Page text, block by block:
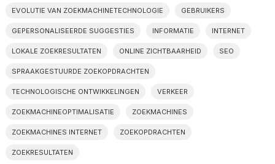
EVOLUTIE VAN ZOEKMACHINETECHNOLOGIE GEBRUIKERS
GEPERSONALISEERDE SUGGESTIES INFORMATIE INTERNET
LOKALE ZOEKRESULTATEN ONLINE ZICHTBAARHEID SEO
SPRAAKGESTUURDE ZOEKOPDRACHTEN
TECHNOLOGISCHE ONTWIKKELINGEN VERKEER
ZOEKMACHINEOPTIMALISATIE ZOEKMACHINES
ZOEKMACHINES INTERNET ZOEKOPDRACHTEN
ZOEKRESULTATEN